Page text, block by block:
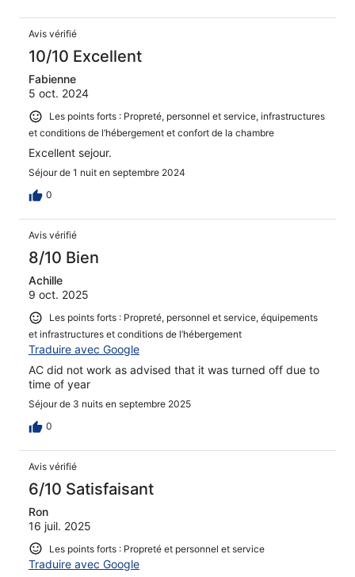
Avis vérifié
10/10 Excellent
Fabienne
5 oct. 2024
Les points forts : Propreté, personnel et service, infrastructures
et conditions de l’hébergement et confort de la chambre
Excellent sejour.
Séjour de 1 nuit en septembre 2024
0
Avis vérifié
8/10 Bien
Achille
9 oct. 2025
Les points forts : Propreté, personnel et service, équipements
et infrastructures et conditions de l’hébergement
Traduire avec Google
AC did not work as advised that it was turned off due to
time of year
Séjour de 3 nuits en septembre 2025
0
Avis vérifié
6/10 Satisfaisant
Ron
16 juil. 2025
Les points forts : Propreté et personnel et service
Traduire avec Google